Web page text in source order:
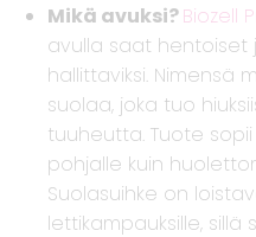
Mikä avuksi?Biozell
avulla saat hentoiset
hallittaviksi. Nimensä
suolaa, joka tuo
tuuheutta. Tuote
pohjalle kuin
Suolasuihke on
lettikampauksille,